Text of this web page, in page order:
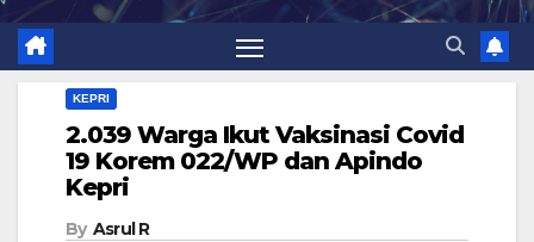
KEPRI
2.039 Warga Ikut Vaksinasi Covid
19 Korem 022/WP dan Apindo
Kepri
By Asrul R